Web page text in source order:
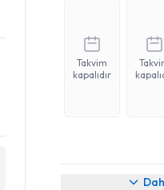
Takvim
kapalıdır